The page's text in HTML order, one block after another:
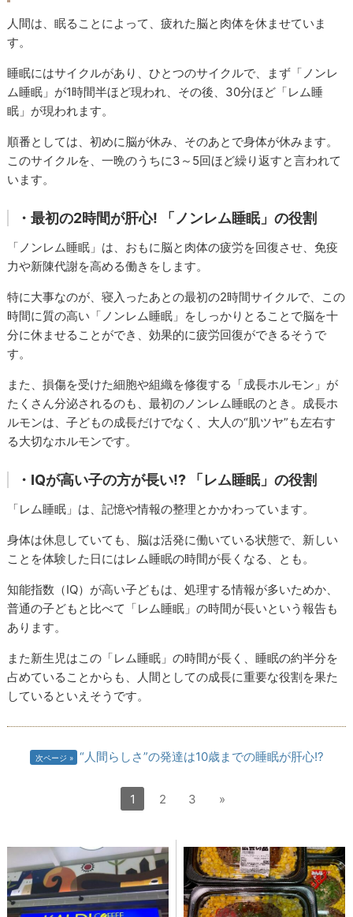
人間は、眠ることによって、疲れた脳と肉体を休ませていま
す。
睡眠にはサイクルがあり、ひとつのサイクルで、まず「ノンレ
ム睡眠」が1時間半ほど現われ、その後、30分ほど「レム睡
眠」が現われます。
順番としては、初めに脳が休み、そのあとで身体が休みます。
このサイクルを、一晩のうちに3～5回ほど繰り返すと言われて
います。
・最初の2時間が肝心! 「ノンレム睡眠」の役割
「ノンレム睡眠」は、おもに脳と肉体の疲労を回復させ、免疫
力や新陳代謝を高める働きをします。
特に大事なのが、寝入ったあとの最初の2時間サイクルで、この
時間に質の高い「ノンレム睡眠」をしっかりとることで脳を十
分に休ませることができ、効果的に疲労回復ができるそうで
す。
また、損傷を受けた細胞や組織を修復する「成長ホルモン」が
たくさん分泌されるのも、最初のノンレム睡眠のとき。成長ホ
ルモンは、子どもの成長だけでなく、大人の“肌ツヤ”も左右す
る大切なホルモンです。
・IQが高い子の方が長い!? 「レム睡眠」の役割
「レム睡眠」は、記憶や情報の整理とかかわっています。
身体は休息していても、脳は活発に働いている状態で、新しい
ことを体験した日にはレム睡眠の時間が長くなる、とも。
知能指数（IQ）が高い子どもは、処理する情報が多いためか、
普通の子どもと比べて「レム睡眠」の時間が長いという報告も
あります。
また新生児はこの「レム睡眠」の時間が長く、睡眠の約半分を
占めていることからも、人間としての成長に重要な役割を果た
しているといえそうです。
次ページ “人間らしさ”の発達は10歳までの睡眠が肝心!?
1 2 3 »